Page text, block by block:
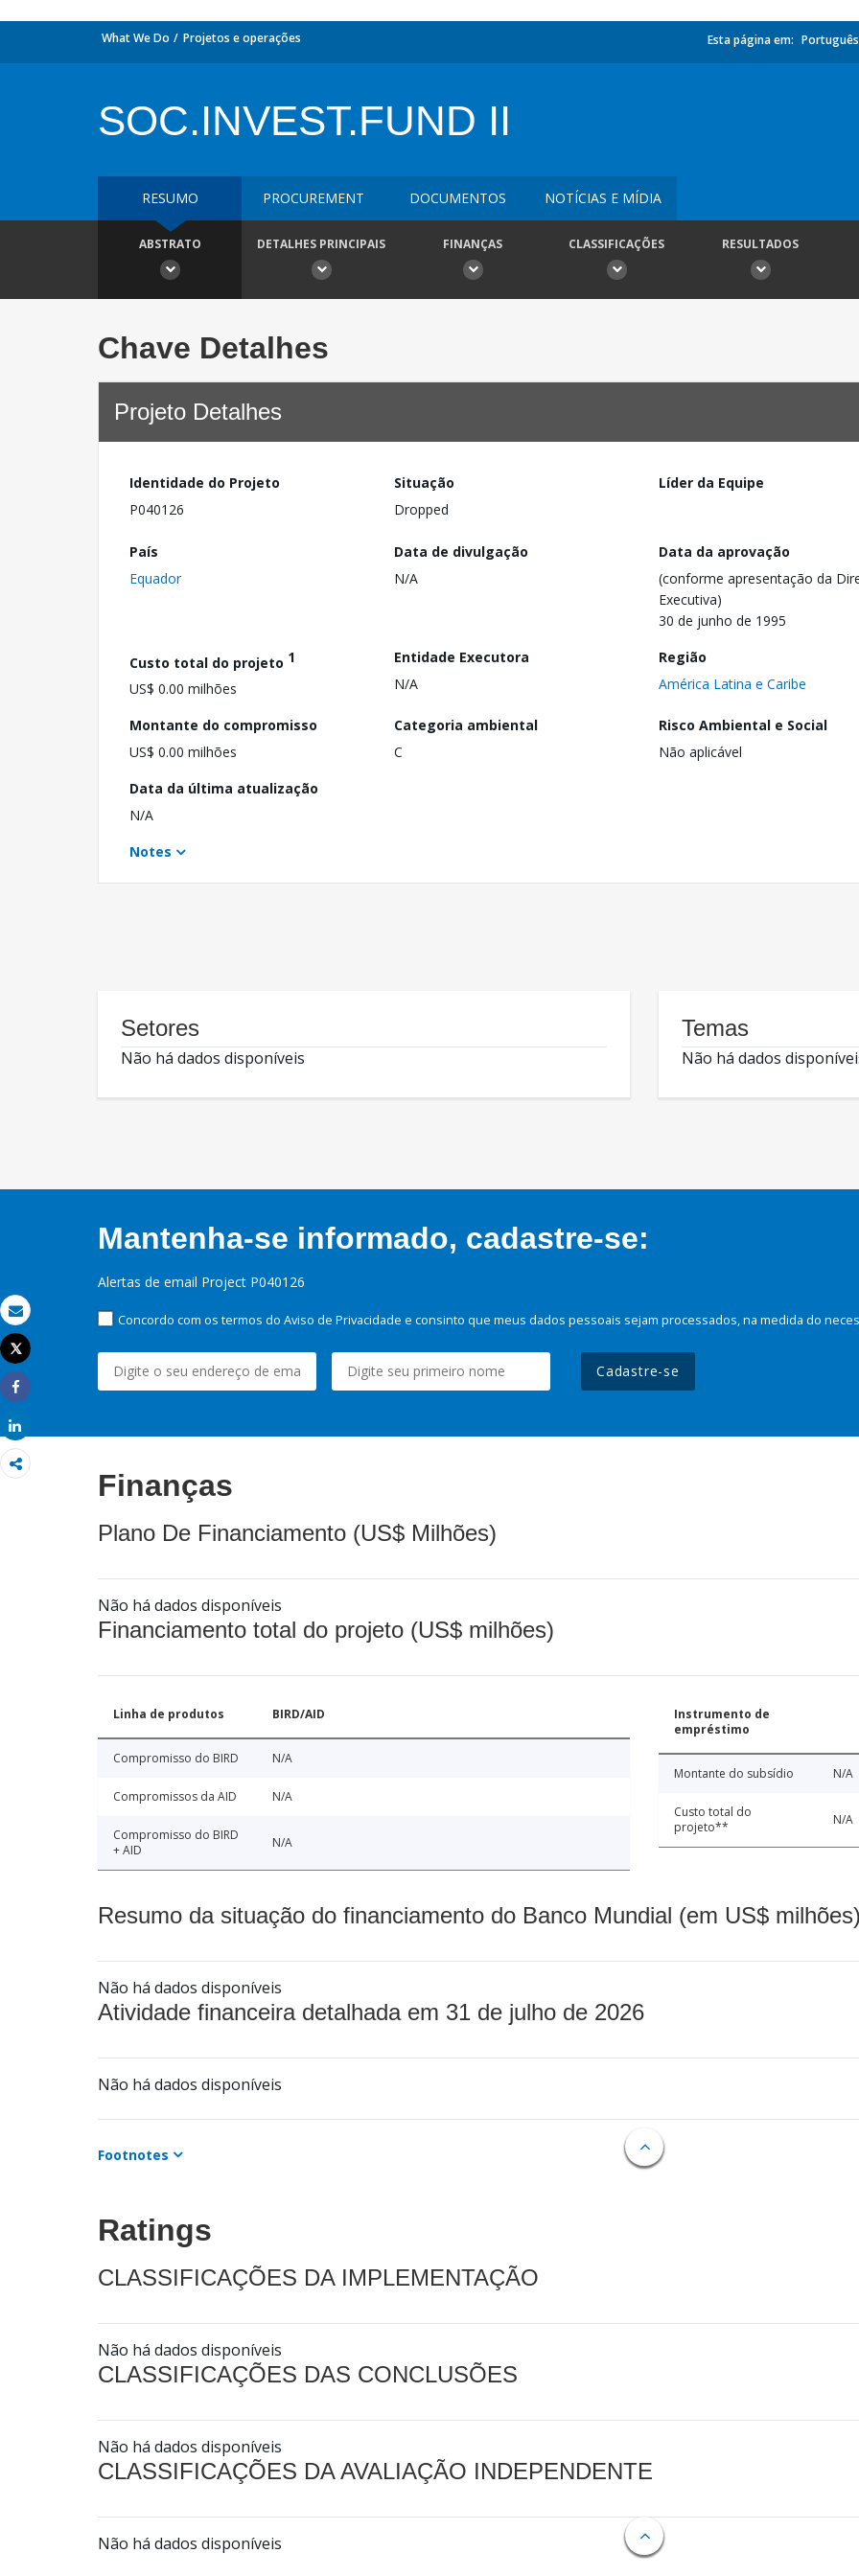
Email
Imprimir
Tweet
Share
What We Do Projetos e operações Esta página em: Português
SOC.INVEST.FUND II
RESUMO PROCUREMENT DOCUMENTOS NOTÍCIAS E MÍDIA
ABSTRATO DETALHES PRINCIPAIS FINANÇAS CLASSIFICAÇÕES RESULTADOS
Chave Detalhes
Projeto Detalhes
Identidade do Projeto
P040126
Situação
Dropped
Líder da Equipe
País
Equador
Data de divulgação
N/A
Data da aprovação
(conforme apresentação da
Executiva)
30 de junho de 1995
Custo total do projeto 1
US$ 0.00 milhões
Entidade Executora
N/A
Região
América Latina e Caribe
Montante do compromisso
US$ 0.00 milhões
Categoria ambiental
C
Risco Ambiental e Social
Não aplicável
Data da última atualização
N/A
Notes
Setores
Não há dados disponíveis
Temas
Não há dados
Mantenha-se informado, cadastre-se:
Alertas de email Project P040126
Concordo com os termos do Aviso de Privacidade e consinto que meus dados pessoais sejam processados, na medida do
Cadastre-se
Finanças
Plano De Financiamento (US$ Milhões)
Não há dados disponíveis
Financiamento total do projeto (US$ milhões)
Linha de produtos BIRD/AID
Compromisso do BIRD N/A
Compromissos da AID N/A
Compromisso do BIRD
+ AID
N/A
Instrumento de
empréstimo
Montante do subsídio N/A
Custo total do
projeto**
N/A
Resumo da situação do financiamento do Banco Mundial (em US$
Não há dados disponíveis
Atividade financeira detalhada em 31 de julho de 2026
Não há dados disponíveis
Footnotes
Ratings
CLASSIFICAÇÕES DA IMPLEMENTAÇÃO
Não há dados disponíveis
CLASSIFICAÇÕES DAS CONCLUSÕES
Não há dados disponíveis
CLASSIFICAÇÕES DA AVALIAÇÃO INDEPENDENTE
Não há dados disponíveis